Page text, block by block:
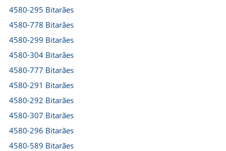
4580-295 Bitarães
4580-778 Bitarães
4580-299 Bitarães
4580-304 Bitarães
4580-777 Bitarães
4580-291 Bitarães
4580-292 Bitarães
4580-307 Bitarães
4580-296 Bitarães
4580-589 Bitarães